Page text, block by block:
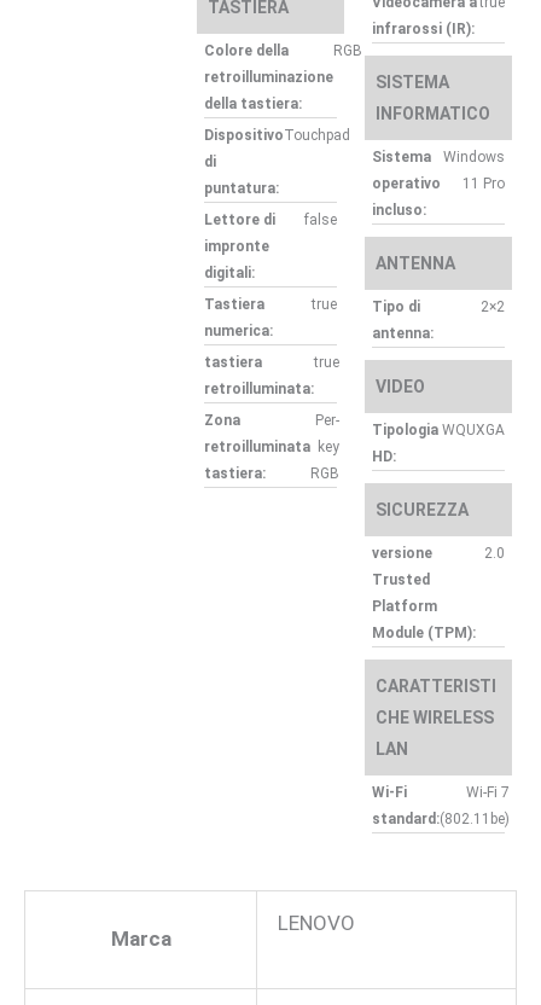
TASTIERA
Colore della
retroilluminazione
della tastiera:
RGB
Dispositivo
di
puntatura:
Touchpad
Lettore di
impronte
digitali:
false
Tastiera
numerica:
true
tastiera
retroilluminata:
true
Zona
retroilluminata
tastiera:
Per-
key
RGB
infrarossi (IR):
SISTEMA
INFORMATICO
Sistema
operativo
incluso:
Windows
11 Pro
ANTENNA
Tipo di
antenna:
2×2
VIDEO
Tipologia
HD:
WQUXGA
SICUREZZA
versione
Trusted
Platform
Module (TPM):
2.0
CARATTERISTI
CHE WIRELESS
LAN
Wi-Fi
standard:
Wi-Fi 7
(802.11be)
Marca
LENOVO